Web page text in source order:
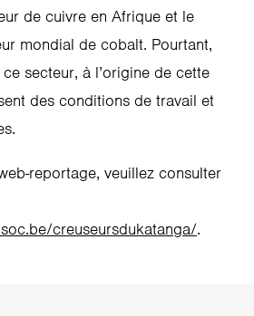
de cuivre en Afrique et le
mondial de cobalt. Pourtant,
secteur, à l’origine de cette
des conditions de travail et
reportage, veuillez consulter
creuseursdukatanga/.